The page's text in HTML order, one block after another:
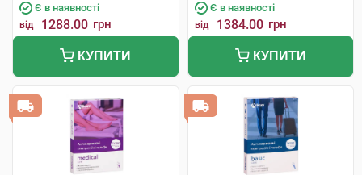
Є в наявності
від 1288.00 грн
КУПИТИ
Є в наявності
від 1384.00 грн
КУПИТИ